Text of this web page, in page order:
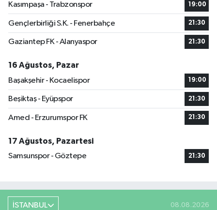
Kasımpaşa - Trabzonspor 19:00
Gençlerbirliği S.K. - Fenerbahçe 21:30
Gaziantep FK - Alanyaspor 21:30
16 Ağustos, Pazar
Başakşehir - Kocaelispor
19:00
Beşiktaş - Eyüpspor 21:30
Amed - Erzurumspor FK 21:30
17 Ağustos, Pazartesi
Samsunspor - Göztepe
21:30
İSTANBUL 08.08.2026